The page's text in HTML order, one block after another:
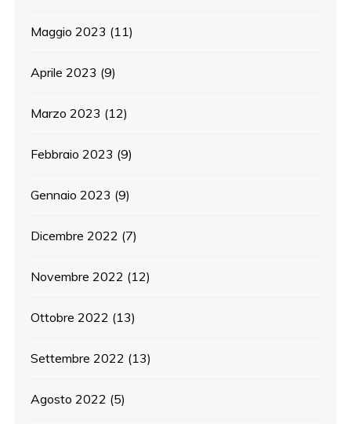
Maggio 2023 (11)
Aprile 2023 (9)
Marzo 2023 (12)
Febbraio 2023 (9)
Gennaio 2023 (9)
Dicembre 2022 (7)
Novembre 2022 (12)
Ottobre 2022 (13)
Settembre 2022 (13)
Agosto 2022 (5)